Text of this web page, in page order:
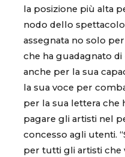
la posizione più alta
nodo dello
assegnata no solo
che ha guadagnato
anche per la sua
la sua voce per
per la sua lettera che
pagare gli artisti nel
concesso agli utenti.
per tutti gli artisti che